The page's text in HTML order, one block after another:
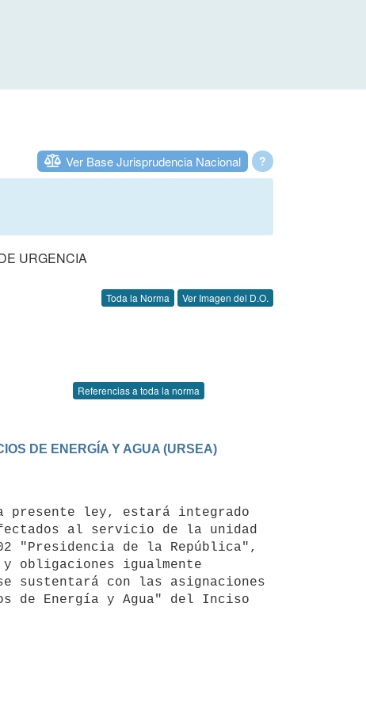
?
Ver Base Jurisprudencia Nacional
URGENCIA
Toda la Norma Ver Imagen del D.O.
Referencias a toda la norma
DE ENERGÍA Y AGUA (URSEA)
al servicio de la unidad
"Presidencia de la República",
igualmente
sustentará con las asignaciones
de Energía y Agua" del Inciso